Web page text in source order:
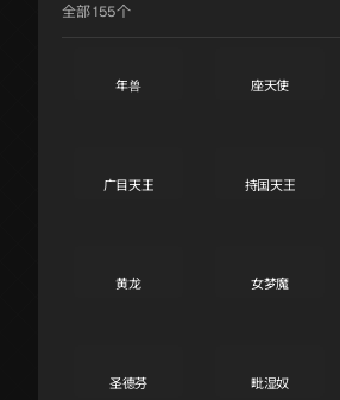
全部 155个
年兽 座天使
广目天王 持国天王
黄龙 女梦魔
圣德芬 毗湿奴